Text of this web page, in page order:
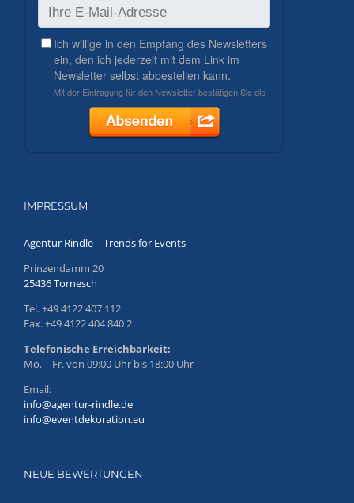
IMPRESSUM
Agentur Rindle – Trends for Events
Prinzendamm 20
25436 Tornesch
Tel. +49 4122 407 112
Fax. +49 4122 404 840 2
Telefonische Erreichbarkeit:
Mo. – Fr. von 09:00 Uhr bis 18:00 Uhr
Email:
info@agentur-rindle.de
info@eventdekoration.eu
NEUE BEWERTUNGEN